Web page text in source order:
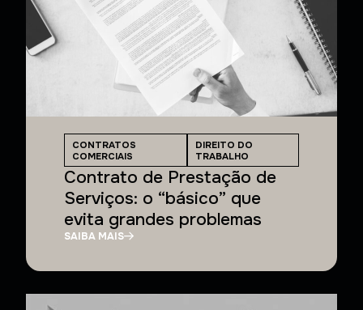
CONTRATOS
COMERCIAIS
DIREITO DO
TRABALHO
Contrato de Prestação de
Serviços: o “básico” que
evita grandes problemas
SAIBA MAIS